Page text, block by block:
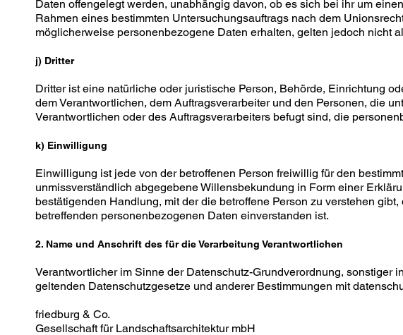
Daten offengelegt werden, unabhängig davon, ob es sich bei ihr um
Rahmen eines bestimmten Untersuchungsauftrags nach dem
möglicherweise personenbezogene Daten erhalten, gelten jedoch nicht
j) Dritter
Dritter ist eine natürliche oder juristische Person, Behörde, Einrichtung
dem Verantwortlichen, dem Auftragsverarbeiter und den Personen, die
Verantwortlichen oder des Auftragsverarbeiters befugt sind, die
k) Einwilligung
Einwilligung ist jede von der betroffenen Person freiwillig für den
unmissverständlich abgegebene Willensbekundung in Form einer
bestätigenden Handlung, mit der die betroffene Person zu verstehen
betreffenden personenbezogenen Daten einverstanden ist.
2. Name und Anschrift des für die Verarbeitung Verantwortlichen
Verantwortlicher im Sinne der Datenschutz-Grundverordnung, sonstiger
geltenden Datenschutzgesetze und anderer Bestimmungen mit
friedburg & Co.
Gesellschaft für Landschaftsarchitektur mbH